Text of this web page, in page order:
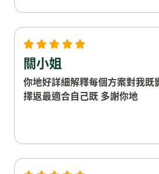
關小姐
你地好詳細解釋每個方案對我既
擇返最適合自己既 多謝你地